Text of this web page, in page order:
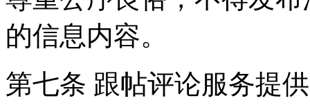
的信息内容。
第七条 跟帖评论服务提